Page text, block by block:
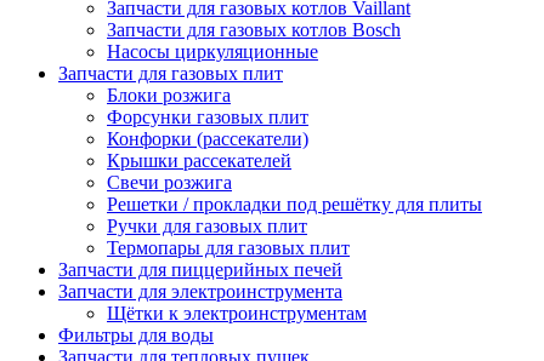
Запчасти для газовых котлов Vaillant
Запчасти для газовых котлов Bosch
Насосы циркуляционные
Запчасти для газовых плит
Блоки розжига
Форсунки газовых плит
Конфорки (рассекатели)
Крышки рассекателей
Свечи розжига
Решетки / прокладки под решётку для плиты
Ручки для газовых плит
Термопары для газовых плит
Запчасти для пиццерийных печей
Запчасти для электроинструмента
Щётки к электроинструментам
Фильтры для воды